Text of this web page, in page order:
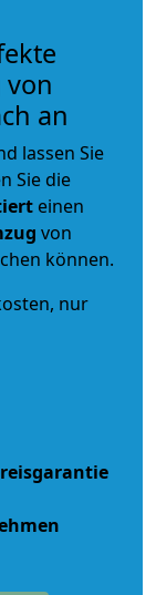
an
lassen Sie
Sie die
einen
von
können.
nur